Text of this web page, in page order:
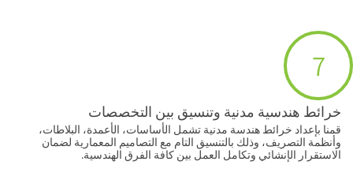
7
خرائط هندسية مدنية وتنسيق بين التخصصات
قمنا بإعداد خرائط هندسة مدنية تشمل الأساسات، الأعمدة، البلاطات،
وأنظمة التصريف، وذلك بالتنسيق التام مع التصاميم المعمارية لضمان
الاستقرار الإنشائي وتكامل العمل بين كافة الفرق الهندسية.